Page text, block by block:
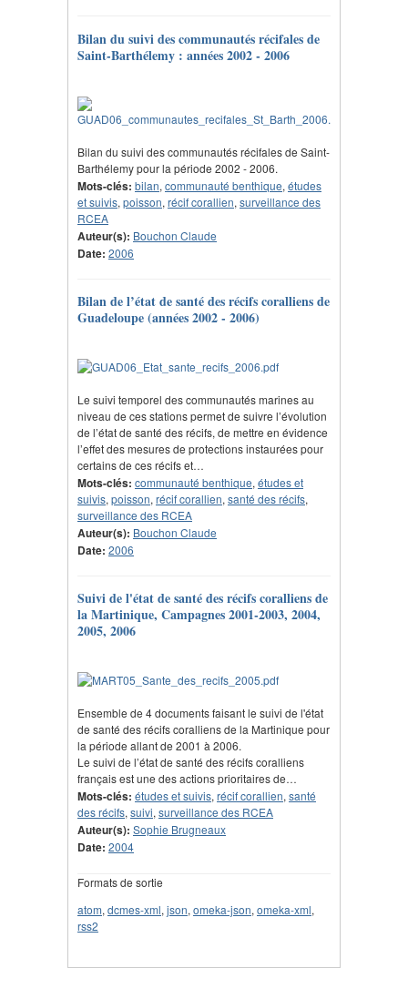
Bilan du suivi des communautés récifales de
Saint-Barthélemy : années 2002 - 2006
Bilan du suivi des communautés récifales de Saint-
Barthélemy pour la période 2002 - 2006.
Mots-clés: bilan, communauté benthique, études
et suivis, poisson, récif corallien, surveillance des
RCEA
Auteur(s): Bouchon Claude
Date: 2006
Bilan de l’état de santé des récifs coralliens de
Guadeloupe (années 2002 - 2006)
Le suivi temporel des communautés marines au
niveau de ces stations permet de suivre l’évolution
de l’état de santé des récifs, de mettre en évidence
l’effet des mesures de protections instaurées pour
certains de ces récifs et…
Mots-clés: communauté benthique, études et
suivis, poisson, récif corallien, santé des récifs,
surveillance des RCEA
Auteur(s): Bouchon Claude
Date: 2006
Suivi de l'état de santé des récifs coralliens de
la Martinique, Campagnes 2001-2003, 2004,
2005, 2006
Ensemble de 4 documents faisant le suivi de l'état
de santé des récifs coralliens de la Martinique pour
la période allant de 2001 à 2006.
Le suivi de l’état de santé des récifs coralliens
français est une des actions prioritaires de…
Mots-clés: études et suivis, récif corallien, santé
des récifs, suivi, surveillance des RCEA
Auteur(s): Sophie Brugneaux
Date: 2004
Formats de sortie
atom, dcmes-xml, json, omeka-json, omeka-xml,
rss2